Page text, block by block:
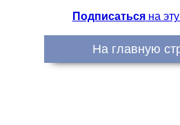
Подписатьсяна
На главную